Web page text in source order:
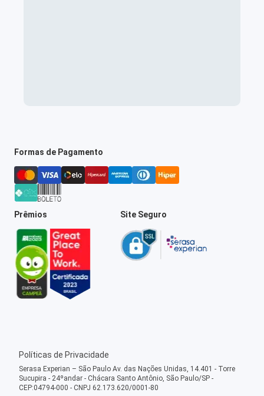
Formas de Pagamento
Prêmios Site Seguro
Políticas de Privacidade
Serasa Experian – São Paulo Av. das Nações Unidas, 14.401 - Torre
Sucupira - 24ºandar - Chácara Santo Antônio, São Paulo/SP -
CEP:04794-000 - CNPJ 62.173.620/0001-80